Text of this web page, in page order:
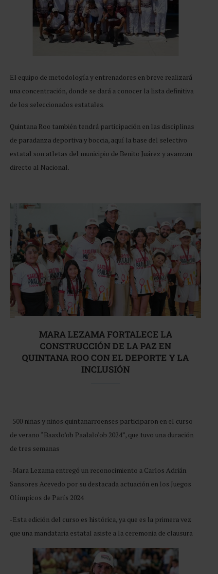
El equipo de metodología y entrenadores en breve realizará
una concentración, donde se dará a conocer la lista definitiva
de los seleccionados estatales.
Quintana Roo también tendrá participación en las disciplinas
de paradanza deportiva y boccia, aquí la base del selectivo
estatal son atletas del municipio de Benito Juárez y avanzan
directo al Nacional.
MARA LEZAMA FORTALECE LA
CONSTRUCCIÓN DE LA PAZ EN
QUINTANA ROO CON EL DEPORTE Y LA
INCLUSIÓN
-500 niñas y niños quintanarroenses participaron en el curso
de verano “Baaxlo’ob Paalalo’ob 2024”, que tuvo una duración
de tres semanas
-Mara Lezama entregó un reconocimiento a Carlos Adrián
Sansores Acevedo por su destacada actuación en los Juegos
Olímpicos de París 2024
-Esta edición del curso es histórica, ya que es la primera vez
que una mandataria estatal asiste a la ceremonia de clausura